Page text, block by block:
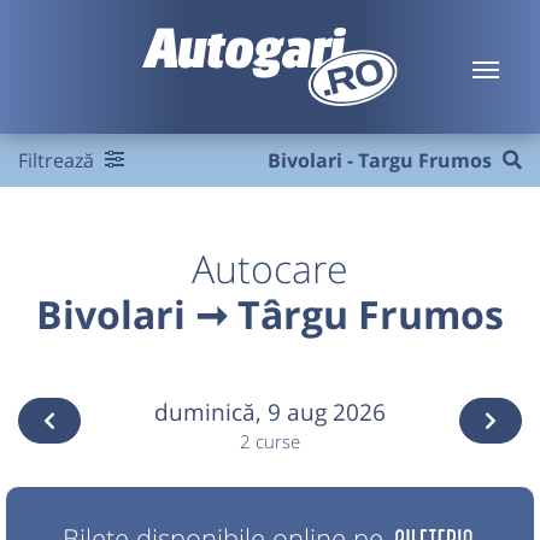
Filtrează Bivolari - Targu Frumos
Autocare
Bivolari ➞ Târgu Frumos
duminică, 9 aug 2026
2 curse